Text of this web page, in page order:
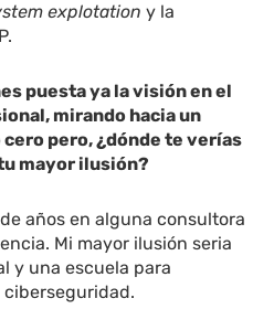
explotation y la
puesta ya la visión en el
mirando hacia un
pero, ¿dónde te verías
mayor ilusión?
años en alguna consultora
Mi mayor ilusión seria
y una escuela para